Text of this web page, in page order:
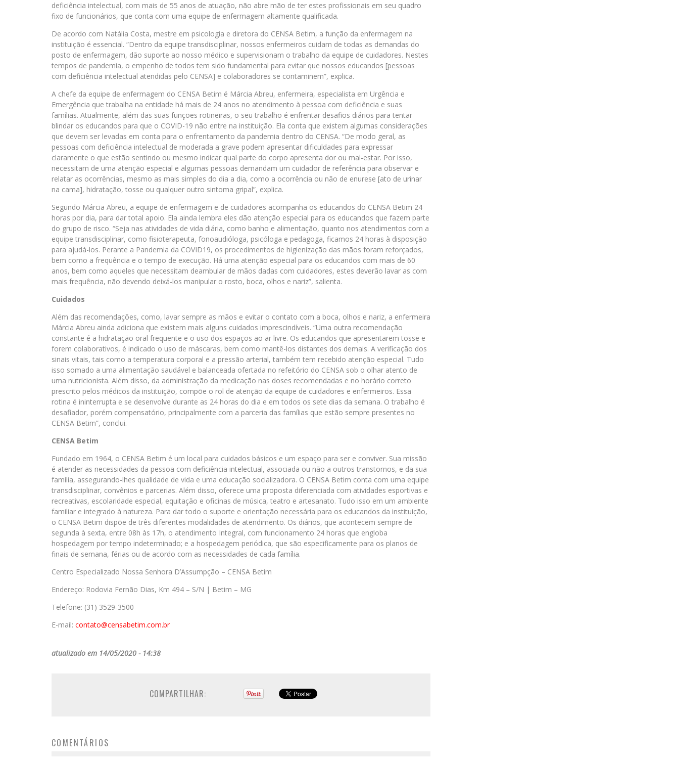
deficiência intelectual, com mais de 55 anos de atuação, não abre mão de ter estes profissionais em seu quadro
fixo de funcionários, que conta com uma equipe de enfermagem altamente qualificada.
De acordo com Natália Costa, mestre em psicologia e diretora do CENSA Betim, a função da enfermagem na
instituição é essencial. “Dentro da equipe transdisciplinar, nossos enfermeiros cuidam de todas as demandas do
posto de enfermagem, dão suporte ao nosso médico e supervisionam o trabalho da equipe de cuidadores. Nestes
tempos de pandemia, o empenho de todos tem sido fundamental para evitar que nossos educandos [pessoas
com deficiência intelectual atendidas pelo CENSA] e colaboradores se contaminem”, explica.
A chefe da equipe de enfermagem do CENSA Betim é Márcia Abreu, enfermeira, especialista em Urgência e
Emergência que trabalha na entidade há mais de 24 anos no atendimento à pessoa com deficiência e suas
famílias. Atualmente, além das suas funções rotineiras, o seu trabalho é enfrentar desafios diários para tentar
blindar os educandos para que o COVID-19 não entre na instituição. Ela conta que existem algumas considerações
que devem ser levadas em conta para o enfrentamento da pandemia dentro do CENSA. “De modo geral, as
pessoas com deficiência intelectual de moderada a grave podem apresentar dificuldades para expressar
claramente o que estão sentindo ou mesmo indicar qual parte do corpo apresenta dor ou mal-estar. Por isso,
necessitam de uma atenção especial e algumas pessoas demandam um cuidador de referência para observar e
relatar as ocorrências, mesmo as mais simples do dia a dia, como a ocorrência ou não de enurese [ato de urinar
na cama], hidratação, tosse ou qualquer outro sintoma gripal”, explica.
Segundo Márcia Abreu, a equipe de enfermagem e de cuidadores acompanha os educandos do CENSA Betim 24
horas por dia, para dar total apoio. Ela ainda lembra eles dão atenção especial para os educandos que fazem parte
do grupo de risco. “Seja nas atividades de vida diária, como banho e alimentação, quanto nos atendimentos com a
equipe transdisciplinar, como fisioterapeuta, fonoaudióloga, psicóloga e pedagoga, ficamos 24 horas à disposição
para ajudá-los. Perante a Pandemia da COVID19, os procedimentos de higienização das mãos foram reforçados,
bem como a frequência e o tempo de execução. Há uma atenção especial para os educandos com mais de 60
anos, bem como aqueles que necessitam deambular de mãos dadas com cuidadores, estes deverão lavar as com
mais frequência, não devendo deixá-los manipular o rosto, boca, olhos e nariz”, salienta.
Cuidados
Além das recomendações, como, lavar sempre as mãos e evitar o contato com a boca, olhos e nariz, a enfermeira
Márcia Abreu ainda adiciona que existem mais alguns cuidados imprescindíveis. “Uma outra recomendação
constante é a hidratação oral frequente e o uso dos espaços ao ar livre. Os educandos que apresentarem tosse e
forem colaborativos, é indicado o uso de máscaras, bem como mantê-los distantes dos demais. A verificação dos
sinais vitais, tais como a temperatura corporal e a pressão arterial, também tem recebido atenção especial. Tudo
isso somado a uma alimentação saudável e balanceada ofertada no refeitório do CENSA sob o olhar atento de
uma nutricionista. Além disso, da administração da medicação nas doses recomendadas e no horário correto
prescrito pelos médicos da instituição, compõe o rol de atenção da equipe de cuidadores e enfermeiros. Essa
rotina é ininterrupta e se desenvolve durante as 24 horas do dia e em todos os sete dias da semana. O trabalho é
desafiador, porém compensatório, principalmente com a parceria das famílias que estão sempre presentes no
CENSA Betim”, conclui.
CENSA Betim
Fundado em 1964, o CENSA Betim é um local para cuidados básicos e um espaço para ser e conviver. Sua missão
é atender as necessidades da pessoa com deficiência intelectual, associada ou não a outros transtornos, e da sua
família, assegurando-lhes qualidade de vida e uma educação socializadora. O CENSA Betim conta com uma equipe
transdisciplinar, convênios e parcerias. Além disso, oferece uma proposta diferenciada com atividades esportivas e
recreativas, escolaridade especial, equitação e oficinas de música, teatro e artesanato. Tudo isso em um ambiente
familiar e integrado à natureza. Para dar todo o suporte e orientação necessária para os educandos da instituição,
o CENSA Betim dispõe de três diferentes modalidades de atendimento. Os diários, que acontecem sempre de
segunda à sexta, entre 08h às 17h, o atendimento Integral, com funcionamento 24 horas que engloba
hospedagem por tempo indeterminado; e a hospedagem periódica, que são especificamente para os planos de
finais de semana, férias ou de acordo com as necessidades de cada família.
Centro Especializado Nossa Senhora D’Assumpção – CENSA Betim
Endereço: Rodovia Fernão Dias, Km 494 – S/N | Betim – MG
Telefone: (31) 3529-3500
E-mail: contato@censabetim.com.br
atualizado em 14/05/2020 - 14:38
COMPARTILHAR:
COMENTÁRIOS